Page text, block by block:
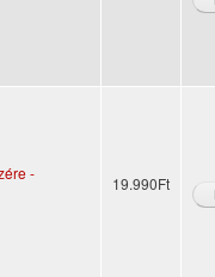
-
19.990Ft